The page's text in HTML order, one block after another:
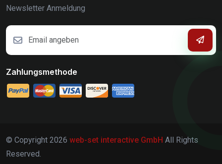
Newsletter Anmeldung
Zahlungsmethode
© Copyright 2026 web-set interactive GmbH All Rights
Reserved.